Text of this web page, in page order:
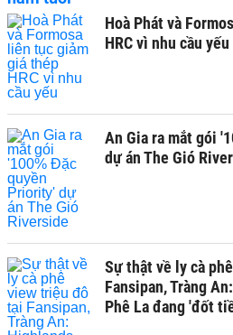
Hoà Phát và
HRC vì nhu cầu yếu
An Gia ra mắt gói
dự án The Gió
Sự thật về ly cà
Fansipan, Tràng
Phê La đang 'đốt